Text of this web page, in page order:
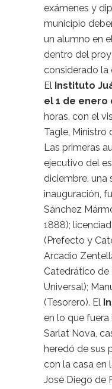
exámenes y
municipio
un alumno en
dentro del
considerado la
El Instituto
el 1 de enero
horas, con el
Tagle, Ministro
Las primeras
ejecutivo del
diciembre, una
inauguración,
Sánchez
1888);
(Prefecto y
Arcadio
Catedrático de
Universal);
(Tesorero). El
en lo que
Sarlat Nova,
heredó de sus
con la casa en
José Diego de